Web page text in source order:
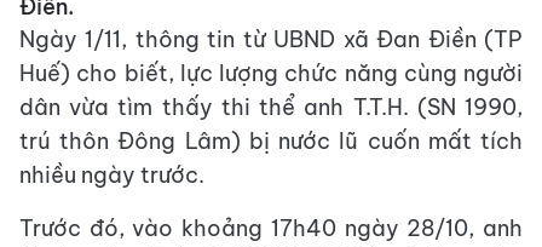
Điền.
Ngày 1/11, thông tin từ UBND xã Đan Điền (TP
Huế) cho biết, lực lượng chức năng cùng người
dân vừa tìm thấy thi thể anh T.T.H. (SN 1990,
trú thôn Đông Lâm) bị nước lũ cuốn mất tích
nhiều ngày trước.
Trước đó, vào khoảng 17h40 ngày 28/10, anh